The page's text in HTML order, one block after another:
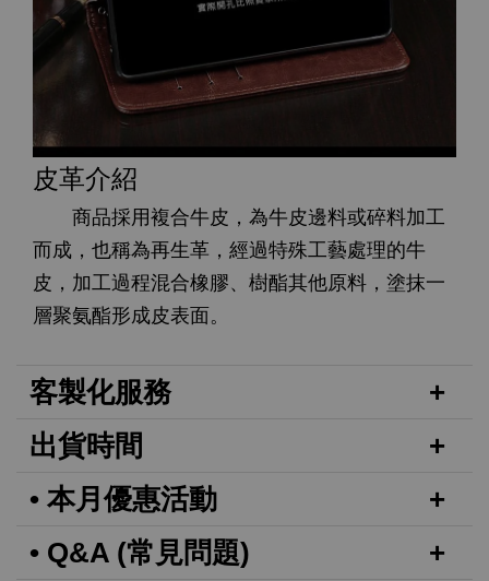
皮革介紹
商品採用複合牛皮，為牛皮邊料或碎料加工
而成，也稱為再生革，經過特殊工藝處理的牛
皮，加工過程混合橡膠、樹酯其他原料，塗抹一
層聚氨酯形成皮表面。
客製化服務
出貨時間
• 本月優惠活動
• Q&A (常見問題)